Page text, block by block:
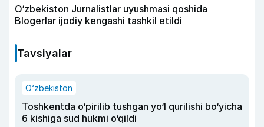
O‘zbekiston Jurnalistlar uyushmasi qoshida
Blogerlar ijodiy kengashi tashkil etildi
Tavsiyalar
O‘zbekiston
Toshkentda o‘pirilib tushgan yo‘l qurilishi bo‘yicha
6 kishiga sud hukmi o‘qildi